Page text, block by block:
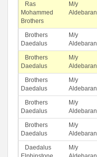
Ras
Mohammed
Brothers
M/y
Aldebaran
Brothers
Daedalus
M/y
Aldebaran
Brothers
Daedalus
M/y
Aldebaran
Brothers
Daedalus
M/y
Aldebaran
Brothers
Daedalus
M/y
Aldebaran
Brothers
Daedalus
M/y
Aldebaran
Daedalus
M/y